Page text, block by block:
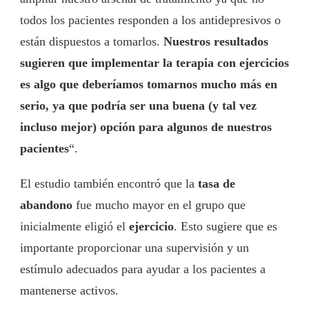
todos los pacientes responden a los antidepresivos o
están dispuestos a tomarlos. Nuestros resultados
sugieren que implementar la terapia con ejercicios
es algo que deberíamos tomarnos mucho más en
serio, ya que podría ser una buena (y tal vez
incluso mejor) opción para algunos de nuestros
pacientes“.
El estudio también encontró que la tasa de
abandono fue mucho mayor en el grupo que
inicialmente eligió el ejercicio. Esto sugiere que es
importante proporcionar una supervisión y un
estímulo adecuados para ayudar a los pacientes a
mantenerse activos.